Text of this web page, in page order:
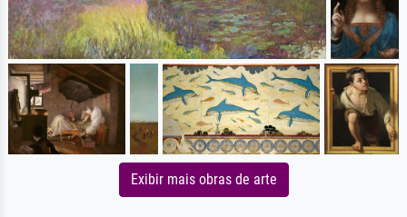
Exibir mais obras de arte